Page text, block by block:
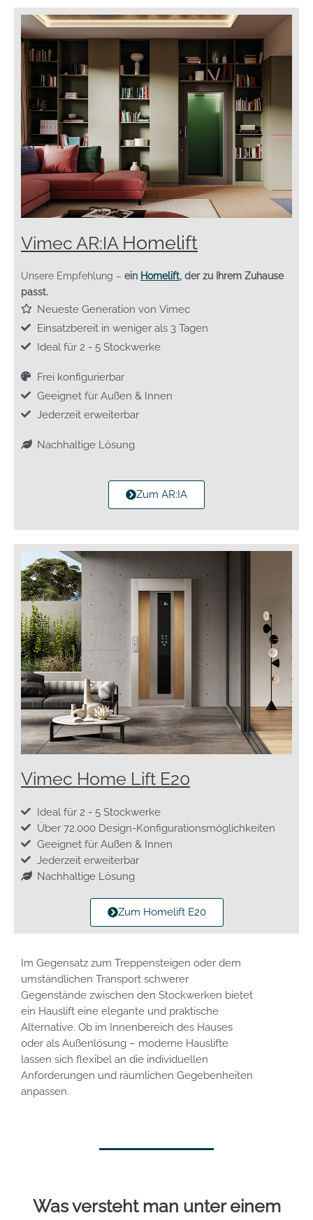
Vimec AR:IA Homelift
Unsere Empfehlung – ein Homelift, der zu Ihrem Zuhause
passt.
Neueste Generation von Vimec
Einsatzbereit in weniger als 3 Tagen
Ideal für 2 - 5 Stockwerke
Frei konfigurierbar
Geeignet für Außen & Innen
Jederzeit erweiterbar
Nachhaltige Lösung
Zum AR:IA
Vimec Home Lift E20
Ideal für 2 - 5 Stockwerke
Über 72.000 Design-Konfigurationsmöglichkeiten
Geeignet für Außen & Innen
Jederzeit erweiterbar
Nachhaltige Lösung
Zum Homelift E20
Im Gegensatz zum Treppensteigen oder dem
umständlichen Transport schwerer
Gegenstände zwischen den Stockwerken bietet
ein Hauslift eine elegante und praktische
Alternative. Ob im Innenbereich des Hauses
oder als Außenlösung – moderne Hauslifte
lassen sich flexibel an die individuellen
Anforderungen und räumlichen Gegebenheiten
anpassen.
Was versteht man unter einem